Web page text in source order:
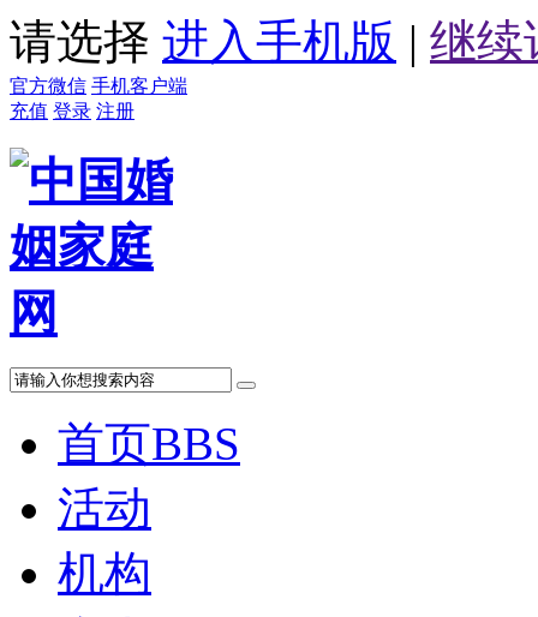
请选择 进入手机版 | 继续
官方微信 手机客户端
充值 登录 注册
首页BBS
活动
机构